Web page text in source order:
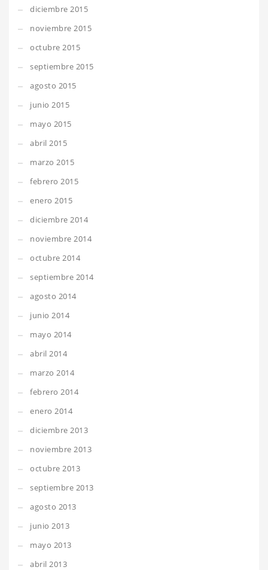
diciembre 2015
noviembre 2015
octubre 2015
septiembre 2015
agosto 2015
junio 2015
mayo 2015
abril 2015
marzo 2015
febrero 2015
enero 2015
diciembre 2014
noviembre 2014
octubre 2014
septiembre 2014
agosto 2014
junio 2014
mayo 2014
abril 2014
marzo 2014
febrero 2014
enero 2014
diciembre 2013
noviembre 2013
octubre 2013
septiembre 2013
agosto 2013
junio 2013
mayo 2013
abril 2013